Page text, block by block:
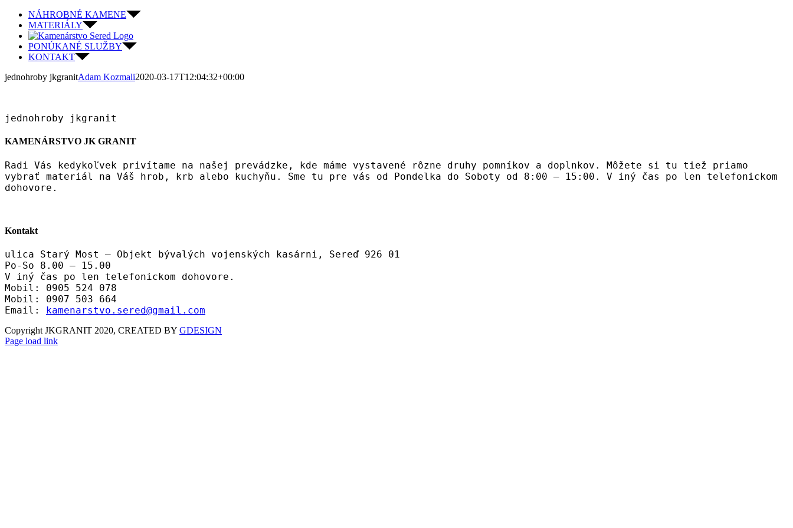
Skip
content
NÁHROBNÉ KAMENE
MATERIÁLY
PONÚKANÉ SLUŽBY
KONTAKT
jednohroby jkgranitAdam Kozmali2020-03-17T12:04:32+00:00
jednohroby jkgranit
KAMENÁRSTVO JK GRANIT
Radi Vás kedykoľvek privítame na našej prevádzke, kde máme vystavené rôzne druhy pomníkov a doplnkov. Môžete si tu tiež priamo
vybrať materiál na Váš hrob, krb alebo kuchyňu. Sme tu pre vás od Pondelka do Soboty od 8:00 – 15:00. V iný čas po len telefonickom
dohovore.
Kontakt
ulica Starý Most – Objekt bývalých vojenských kasárni, Sereď 926 01
Po-So 8.00 – 15.00
V iný čas po len telefonickom dohovore.
Mobil: 0905 524 078
Mobil: 0907 503 664
Email: kamenarstvo.sered@gmail.com
Copyright JKGRANIT 2020, CREATED BY GDESIGN
Facebook
Twitter
Instagram
Pinterest
Page load link